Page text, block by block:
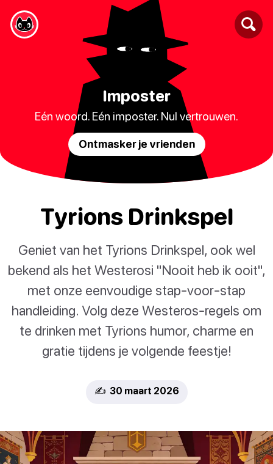
Imposter
Eén woord. Eén imposter. Nul vertrouwen.
Ontmasker je vrienden
Tyrions Drinkspel
Geniet van het Tyrions Drinkspel, ook wel
bekend als het Westerosi "Nooit heb ik ooit",
met onze eenvoudige stap-voor-stap
handleiding. Volg deze Westeros-regels om
te drinken met Tyrions humor, charme en
gratie tijdens je volgende feestje!
✍️ 30 maart 2026